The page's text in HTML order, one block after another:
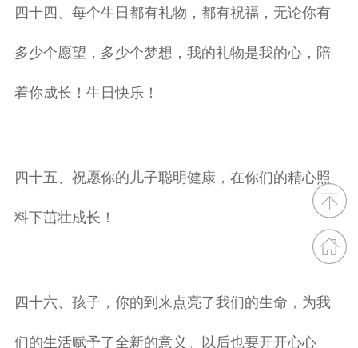
四十四、每个生日都有礼物，都有祝福，无论你有
多少个愿望，多少个梦想，我的礼物是我的心，陪
着你成长！生日快乐！
四十五、祝愿你的儿子聪明健康，在你们的精心照
料下茁壮成长！
四十六、孩子，你的到来点亮了我们的生命，为我
们的生活赋予了全新的意义。以后也要开开心心